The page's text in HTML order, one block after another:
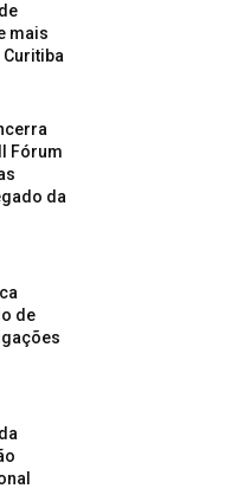
mais
Fórum
da
de